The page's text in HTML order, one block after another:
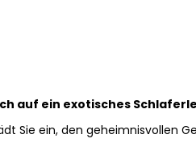
auf ein exotisches
Sie ein, den geheimnisvollen